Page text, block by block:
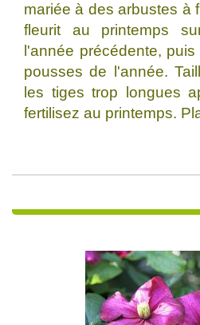
mariée à des arbustes à
fleurit au printemps
l'année précédente,
pousses de l'année.
les tiges trop longues
fertilisez au printemps.